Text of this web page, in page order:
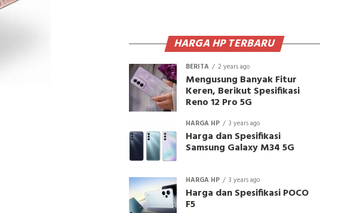
HARGA HP TERBARU
BERITA 2 years ago
Mengusung Banyak Fitur
Keren, Berikut Spesifikasi
Reno 12 Pro 5G
HARGA HP 3 years ago
Harga dan Spesifikasi
Samsung Galaxy M34 5G
HARGA HP 3 years ago
Harga dan Spesifikasi POCO
F5